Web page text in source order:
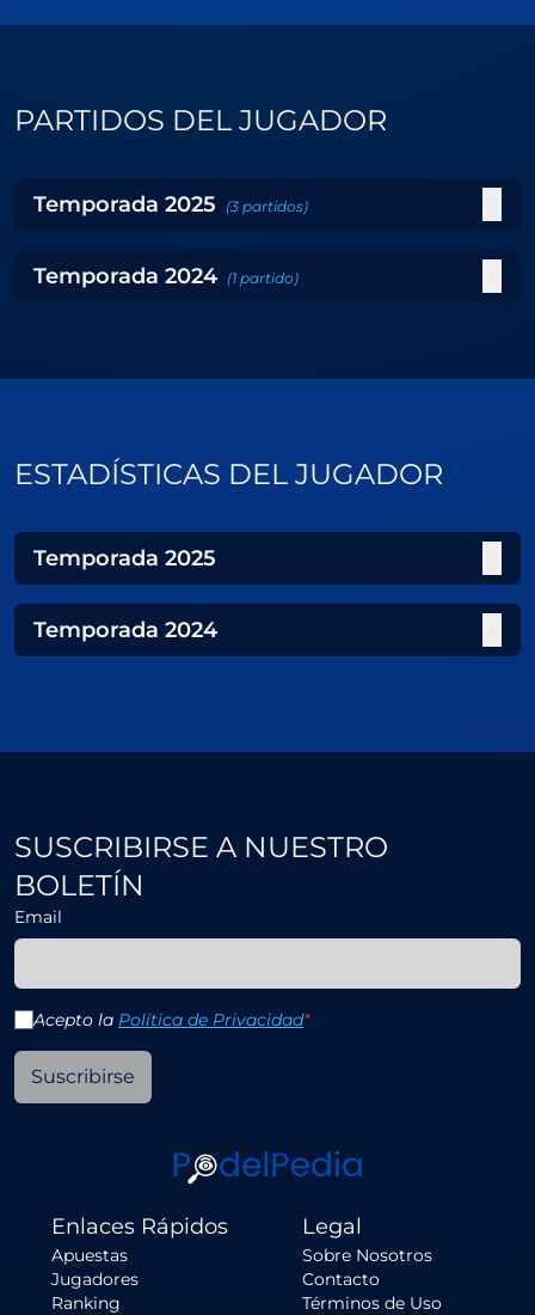
PARTIDOS DEL JUGADOR
Temporada 2025 (3 partidos)
Temporada 2024 (1 partido)
ESTADÍSTICAS DEL JUGADOR
Temporada 2025
Temporada 2024
SUSCRIBIRSE A NUESTRO
BOLETÍN
Email
Acepto la Política de Privacidad*
Suscribirse
Enlaces Rápidos
Apuestas
Jugadores
Ranking
Legal
Sobre Nosotros
Contacto
Términos de Uso